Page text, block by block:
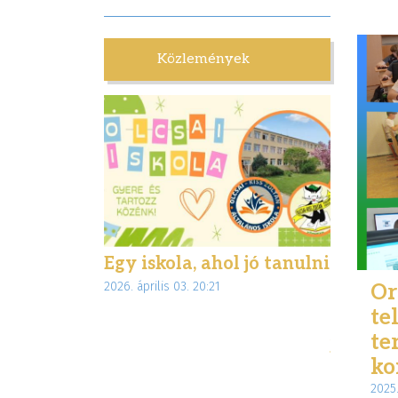
Közlemények
Egy iskola, ahol jó tanulni
2026. április 03. 20:21
az
2026.